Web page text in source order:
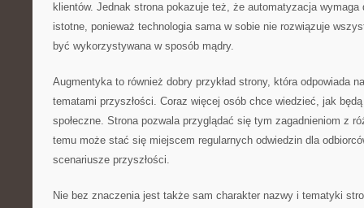
klientów. Jednak strona pokazuje też, że automatyzacja wymaga
istotne, ponieważ technologia sama w sobie nie rozwiązuje
być wykorzystywana w sposób mądry.
Augmentyka to również dobry przykład strony, która odpowiada
tematami przyszłości. Coraz więcej osób chce wiedzieć, jak będą
społeczne. Strona pozwala przyglądać się tym zagadnieniom z
temu może stać się miejscem regularnych odwiedzin dla
scenariusze przyszłości.
Nie bez znaczenia jest także sam charakter nazwy i tematyki